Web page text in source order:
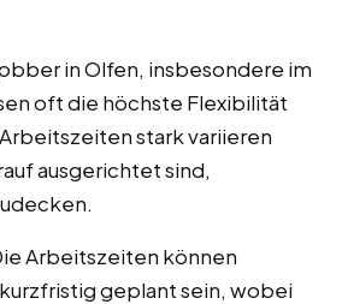
in Olfen, insbesondere im
oft die höchste Flexibilität
stark variieren
ausgerichtet sind,
Arbeitszeiten können
geplant sein, wobei